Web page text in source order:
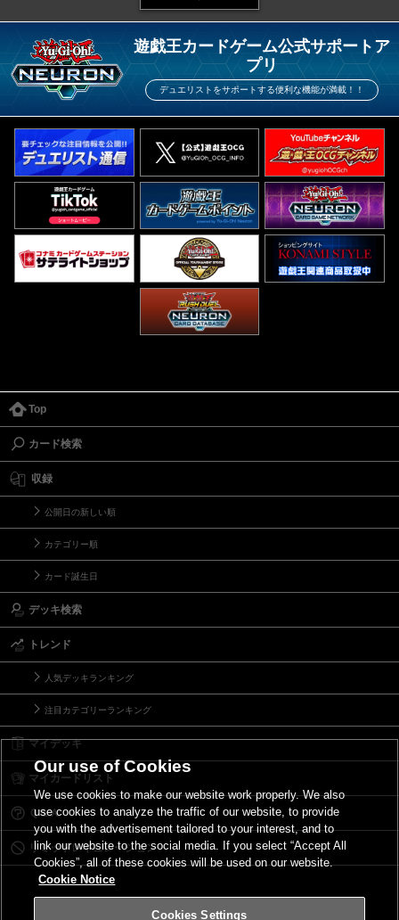
遊戯王カードゲーム公式サポートア
プリ
デュエリストをサポートする便利な機能が満載！！
Top
カード検索
収録
公開日の新しい順
カテゴリー順
カード誕生日
デッキ検索
トレンド
人気デッキランキング
注目カテゴリーランキング
マイデッキ
マイカードリスト
Ｑ＆Ａ
リミットレギュレーション
Our use of Cookies
We use cookies to make our website work properly. We also
use cookies to analyze the traffic of our website, to provide
you with the advertisement tailored to your interest, and to
link our website to the social media. If you select “Accept All
Cookies”, all of these cookies will be used on our website.
Cookie Notice
Cookies Settings